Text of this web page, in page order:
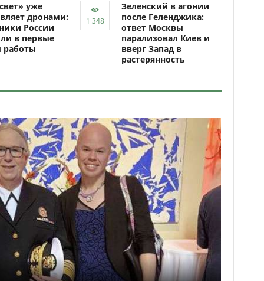
уже
дронами:
России
в первые
работы
Зеленский в агонии
после Геленджика:
ответ Москвы
парализовал Киев и
вверг Запад в
растерянность